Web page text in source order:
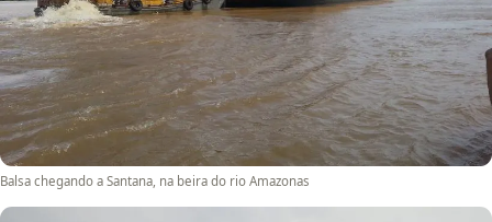
Balsa chegando a Santana, na beira do rio Amazonas